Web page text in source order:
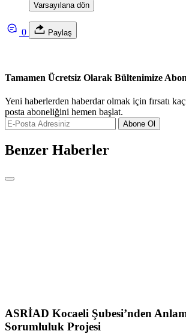
Varsayılana dön
0 Paylaş
Tamamen Ücretsiz Olarak Bültenimize
Yeni haberlerden haberdar olmak için fırsatı
posta aboneliğini hemen başlat.
Abone Ol
Benzer Haberler
ASRİAD Kocaeli Şubesi’nden
Sorumluluk Projesi